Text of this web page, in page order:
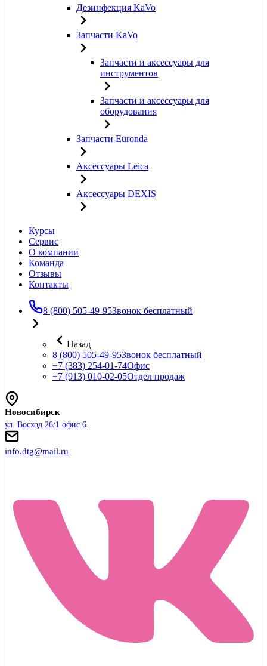
Дезинфекция KaVo
Запчасти KaVo
Запчасти и аксессуары для
инструментов
Запчасти и аксессуары для
оборудования
Запчасти Euronda
Аксессуары Leica
Аксессуары DEXIS
Курсы
Сервис
О компании
Команда
Отзывы
Контакты
8 (800) 505-49-95Звонок бесплатный
Назад
8 (800) 505-49-95Звонок бесплатный
+7 (383) 254-01-74Офис
+7 (913) 010-02-05Отдел продаж
Новосибирск
ул. Восход 26/1 офис 6
info.dtg@mail.ru